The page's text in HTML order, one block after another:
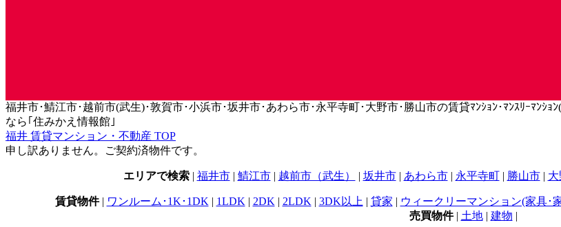
福井市･鯖江市･越前市(武生)･敦賀市･小浜市･坂井市･あわら市･永平寺町･大野市･勝山市の賃貸ﾏﾝｼｮﾝ･ﾏﾝｽﾘｰﾏﾝｼ
なら｢住みかえ情報館｣
福井 賃貸マンション・不動産 TOP
申し訳ありません。ご契約済物件です。
エリアで検索| 福井市| 鯖江市| 越前市（武生） | 坂井市| あわら市| 永平寺町| 勝山市|
賃貸物件| ワンルーム･1K･1DK | 1LDK | 2DK | 2LDK | 3DK以上 | 貸家 | ウィークリーマンション(家具･
売買物件| 土地| 建物 |